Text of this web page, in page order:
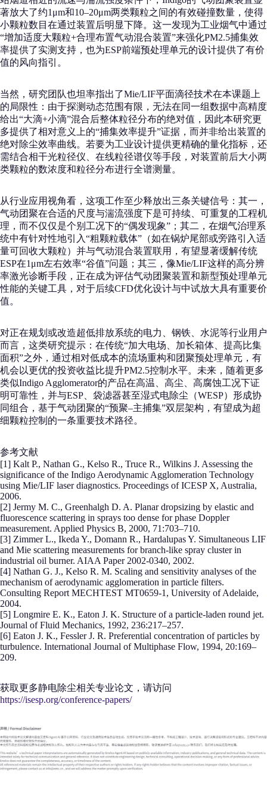
著放大了约1μm和10–20μm两类颗粒之间的有效碰撞数量，使得
小颗粒数目在通过装置后明显下降。这一发现为工业烟气中通过
“增加适度大颗粒+合理布置气动混合装置”来强化PM2.5捕集效
率提供了实测支持，也为ESP前端预处理单元的设计提供了有价
值的风向指引。
当然，研究团队也坦率指出了Mie/LIF平面滴径技术在本课题上
的局限性：由于探测动态范围有限，无法在同一组数据中高精度
给出“大滴+小滴”混合后整体粒径分布的绝对值，因此本研究更
多提供了相对意义上的“捕集效率提升”证据，而并非给出装置的
绝对除尘效率曲线。若要为工业设计提供更精确的量化指标，还
需结合相干光粒径仪、在线粒径谱仪等手段，对装置前后大小两
类颗粒的数浓度和粒径分布进行全谱测量。
从行业应用视角看，这项工作至少释放出三条关键信号：其一，
气动团聚在合适的尺度与湍流强度下是可持续、可重复的工程机
理，而不仅仅是个别工况下的“偶发现象”；其二，在烟气治理系
统中有针对性地引入“粗颗粒载体”（如在锅炉尾部或旁路引入适
量可回收大颗粒）并与气动混合装置联用，有望显著缓解传统
ESP在1μm左右效率“谷值”问题；其三，像Mie/LIF这样的高分辨
率激光诊断手段，正在成为评估气动团聚装置和新型预处理单元
性能的关键工具，对于后续CFD优化设计与中试放大具有重要价
值。
对正在规划或改造超低排放系统的电力、钢铁、水泥等行业用户
而言，这类研究提示：在传统“加大电场、加长箱体、提高比集
面积”之外，通过相对低成本的流场重构和团聚预处理单元，有
机会以更优的投资收益比提升PM2.5控制水平。未来，随着更多
类似Indigo Agglomerator的产品在高温、高尘、高腐蚀工况下证
明可靠性，并与ESP、袋滤器甚至湿式电除尘（WESP）形成协
同组合，基于气动团聚的“预聚–主捕集”双层架构，有望成为超
细颗粒控制的一条重要技术路径。
参考文献
[1] Kalt P., Nathan G., Kelso R., Truce R., Wilkins J. Assessing the
significance of the Indigo Aerodynamic Agglomeration Technology
using Mie/LIF laser diagnostics. Proceedings of ICESP X, Australia,
2006.
[2] Jermy M. C., Greenhalgh D. A. Planar dropsizing by elastic and
fluorescence scattering in sprays too dense for phase Doppler
measurement. Applied Physics B, 2000, 71:703–710.
[3] Zimmer L., Ikeda Y., Domann R., Hardalupas Y. Simultaneous LIF
and Mie scattering measurements for branch-like spray cluster in
industrial oil burner. AIAA Paper 2002-0340, 2002.
[4] Nathan G. J., Kelso R. M. Scaling and sensitivity analyses of the
mechanism of aerodynamic agglomeration in particle filters.
Consulting Report MECHTEST MT0659-1, University of Adelaide,
2004.
[5] Longmire E. K., Eaton J. K. Structure of a particle-laden round jet.
Journal of Fluid Mechanics, 1992, 236:217–257.
[6] Eaton J. K., Fessler J. R. Preferential concentration of particles by
turbulence. International Journal of Multiphase Flow, 1994, 20:169–
209.
获取更多静电除尘相关专业论文，请访问
https://isesp.org/conference-papers/